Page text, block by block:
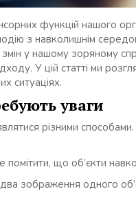
функцій нашого
з навколишнім
у нашому зоряному
У цій статті ми
ситуаціях.
уваги
різними способами.
що об’єкти
зображення одного